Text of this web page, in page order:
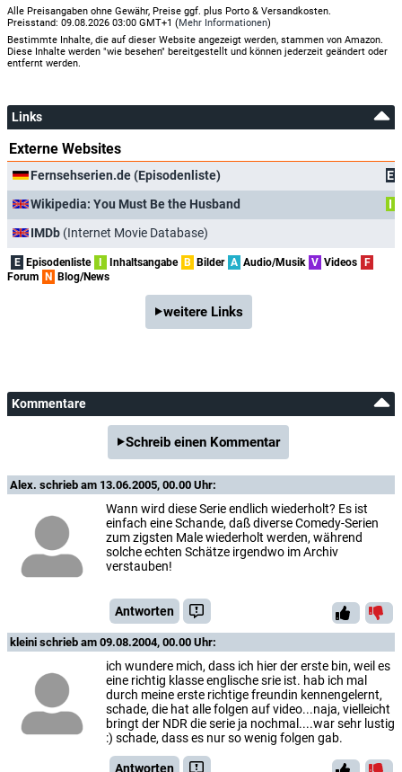
Alle Preisangaben ohne Gewähr, Preise ggf. plus Porto & Versandkosten.
Preisstand: 09.08.2026 03:00 GMT+1 (Mehr Informationen)
Bestimmte Inhalte, die auf dieser Website angezeigt werden, stammen von Amazon.
Diese Inhalte werden "wie besehen" bereitgestellt und können jederzeit geändert oder
entfernt werden.
Links
Externe Websites
Fernsehserien.de (Episodenliste)
E
Wikipedia: You Must Be the Husband
I
IMDb (Internet Movie Database)
E Episodenliste I Inhaltsangabe B Bilder A Audio/Musik V Videos F
Forum N Blog/News
weitere Links
Kommentare
Schreib einen Kommentar
Alex. schrieb am 13.06.2005, 00.00 Uhr:
Wann wird diese Serie endlich wiederholt? Es ist
einfach eine Schande, daß diverse Comedy-Serien
zum zigsten Male wiederholt werden, während
solche echten Schätze irgendwo im Archiv
verstauben!
Antworten
kleini schrieb am 09.08.2004, 00.00 Uhr:
ich wundere mich, dass ich hier der erste bin, weil es
eine richtig klasse englische srie ist. hab ich mal
durch meine erste richtige freundin kennengelernt,
schade, die hat alle folgen auf video...naja, vielleicht
bringt der NDR die serie ja nochmal....war sehr lustig
:) schade, dass es nur so wenig folgen gab.
Antworten